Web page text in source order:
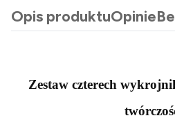
Opis produktuOpinie
Zestaw czterech